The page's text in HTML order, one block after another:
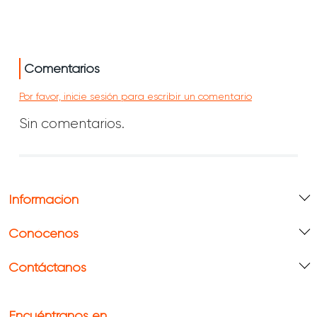
Comentarios
Por favor, inicie sesión para escribir un comentario
Sin comentarios.
Información
Conócenos
Contáctanos